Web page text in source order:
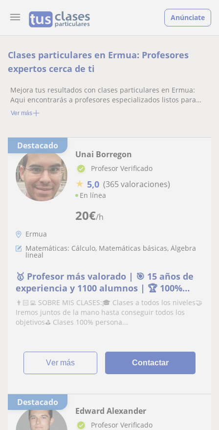
Anúnciate
Clases particulares en Ermua: Profesores
expertos cerca de ti
Mejora tus resultados con clases particulares en Ermua:
Aqui encontrarás a profesores especializados listos para
ayudarte.
Ver más
Destacado
20€/h
Unai Borregon
Profesor Verificado
★ 5,0 (365 valoraciones)
En línea
Ermua
Matemáticas: Cálculo, Matemáticas básicas, Álgebra
lineal
🥇 Profesor más valorado | 🎯 15 años de
experiencia y 1100 alumnos | 🏆 100%
aprobados
👨🏻‍💻 SOBRE MIS CLASES:🎓 Clases a todos los niveles🤝
Iremos juntos de la mano hasta conseguir todos los
objetivos⛳️ Clases 100% persona...
ver más Contactar
Destacado
Edward Alexander
Profesor Verificado